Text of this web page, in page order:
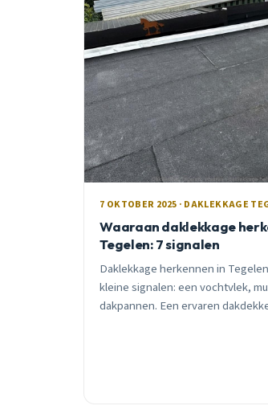
7 OKTOBER 2025 · DAKLEKKAGE
Waaraan daklekkage
Tegelen: 7 signalen
Daklekkage herkennen in
kleine signalen: een vochtvlek,
dakpannen. Een ervaren